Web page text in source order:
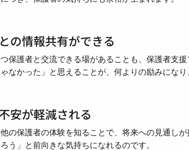
の情報共有ができる
保護者と交流できる場があることも、保護者支援
ゃなかった」と思えることが、何よりの励みになり
安が軽減される
の保護者の体験を知ることで、将来への見通し
う」と前向きな気持ちになれるのです。